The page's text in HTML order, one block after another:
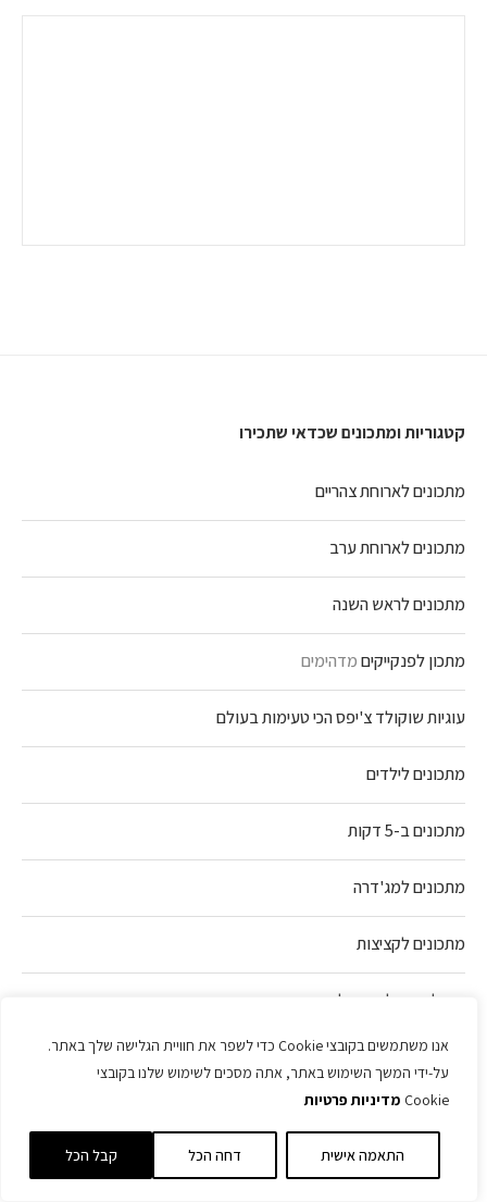
אנו משתמשים בקובצי Cookie כדי לשפר את חוויית הגלישה שלך באתר.
על-ידי המשך השימוש באתר, אתה מסכים לשימוש שלנו בקובצי
Cookie מדיניות פרטיות
התאמה אישית דחה הכל קבל הכל
קטגוריות ומתכונים שכדאי שתכירו
מתכונים לארוחת צהריים
מתכונים לארוחת ערב
מתכונים לראש השנה
מתכון לפנקייקיםמדהימים
עוגיות שוקולד צ'יפס הכי טעימות בעולם
מתכונים לילדים
מתכונים ב-5 דקות
מתכונים למג'דרה
מתכונים לקציצות
איך להכין חלה מושלמת
מתכון ללחם טחינהששבר את הרשת
פיתות יוגורט על מחבת עם זעתר ושומשום